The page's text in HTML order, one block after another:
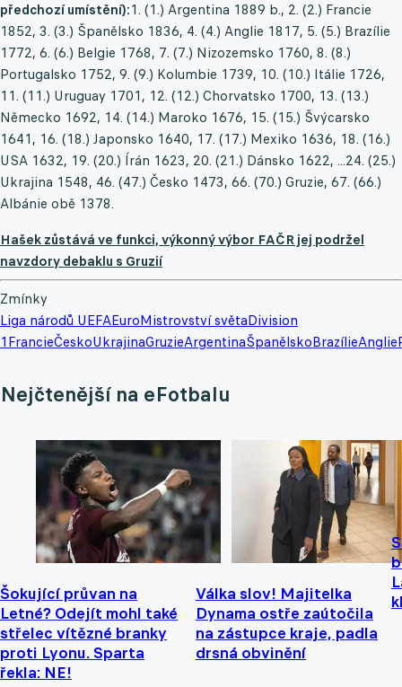
Nejčtenější na eFotbalu
Šokující průvan na
Letné? Odejít mohl také
střelec vítězné branky
proti Lyonu. Sparta
řekla: NE!
Válka slov! Majitelka
Dynama ostře zaútočila
na zástupce kraje, padla
drsná obvinění
předchozí umístění):1. (1.) Argentina 1889 b., 2. (2.) Francie
1852, 3. (3.) Španělsko 1836, 4. (4.) Anglie 1817, 5. (5.) Brazílie
1772, 6. (6.) Belgie 1768, 7. (7.) Nizozemsko 1760, 8. (8.)
Portugalsko 1752, 9. (9.) Kolumbie 1739, 10. (10.) Itálie 1726,
11. (11.) Uruguay 1701, 12. (12.) Chorvatsko 1700, 13. (13.)
Německo 1692, 14. (14.) Maroko 1676, 15. (15.) Švýcarsko
1641, 16. (18.) Japonsko 1640, 17. (17.) Mexiko 1636, 18. (16.)
USA 1632, 19. (20.) Írán 1623, 20. (21.) Dánsko 1622, ...24. (25.)
Ukrajina 1548, 46. (47.) Česko 1473, 66. (70.) Gruzie, 67. (66.)
Albánie obě 1378.
Hašek zůstává ve funkci, výkonný výbor FAČR jej podržel
navzdory debaklu s Gruzií
Zmínky
Liga národů UEFAEuroMistrovství světaDivision
1 FrancieČeskoUkrajinaGruzieArgentinaŠpanělskoBrazílieAnglie